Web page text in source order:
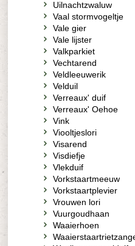
Uilnachtzwaluw
Vaal stormvogeltje
Vale gier
Vale lijster
Valkparkiet
Vechtarend
Veldleeuwerik
Velduil
Verreaux' duif
Verreaux' Oehoe
Vink
Viooltjeslori
Visarend
Visdiefje
Vlekduif
Vorkstaartmeeuw
Vorkstaartplevier
Vrouwen lori
Vuurgoudhaan
Waaierhoen